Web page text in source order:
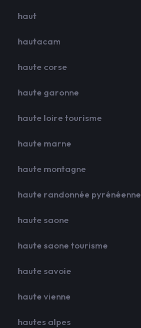
haut
hautacam
haute corse
haute garonne
haute loire tourisme
haute marne
haute montagne
haute randonnée pyrénéenne
haute saone
haute saone tourisme
haute savoie
haute vienne
hautes alpes